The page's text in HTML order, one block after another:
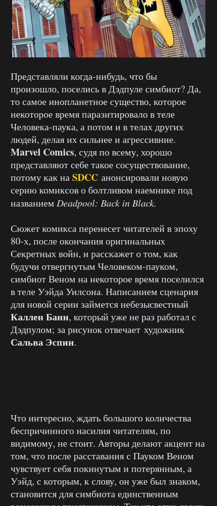
Представляли когда-нибудь, что бы
произошло, поселись в Дэдпуле симбиот? Да,
то самое инопланетное существо, которое
некоторое время паразитировало в теле
Человека-паука, а потом и в телах других
людей, делая их сильнее и агрессивние.
Marvel Comics, судя по всему, хорошо
представляют себе такое сосуществование,
потому как наSDCC анонсировали новую
серию комиксов о болтливом наемнике под
названием Deadpool: Back in Black.
Сюжет комикса перенесет читателей в эпоху
80-х, после окончания оригинальных
Секретных войн, и расскажет о том, как
будучи отвергнутым Человеком-пауком,
симбиот Веном на некоторое время поселился
в теле Уэйда Уилсона. Написанием сценария
для новой серии займется небезысвестный
Каллен Банн, который уже не раз работал с
Дэдпулом; за рисунок отвечает художник
Сальва Эспин.
Что интересно, ждать большого количества
беспричинного насилия читателям, по
видимому, не стоит. Авторы делают акцент на
том, что после расставания с Пауком Веном
чувствует себя покинутым и потерянным, а
Уэйд, с которым, к слову, он уже был знаком,
становится для симбиота единственным